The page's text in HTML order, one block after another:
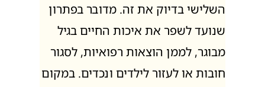
השלישי בדיוק את זה. מדובר בפתרון
שנועד לשפר את איכות החיים בגיל
מבוגר, לממן הוצאות רפואיות, לסגור
חובות או לעזור לילדים ונכדים. במקום